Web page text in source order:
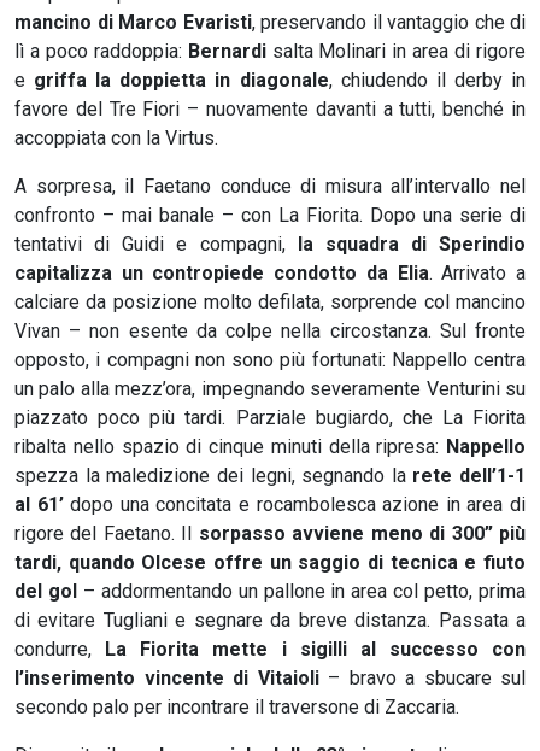
mancino di Marco Evaristi, preservando il vantaggio che di
lì a poco raddoppia: Bernardisalta Molinari in area di rigore
e griffa la doppietta in diagonale, chiudendo il derby in
favore del Tre Fiori – nuovamente davanti a tutti, benché in
accoppiata con la Virtus.
A sorpresa, il Faetano conduce di misura all’intervallo nel
confronto – mai banale – con La Fiorita. Dopo una serie di
tentativi di Guidi e compagni, la squadra di Sperindio
capitalizza un contropiede condotto da Elia. Arrivato a
calciare da posizione molto defilata, sorprende col mancino
Vivan – non esente da colpe nella circostanza. Sul fronte
opposto, i compagni non sono più fortunati: Nappello centra
un palo alla mezz’ora, impegnando severamente Venturini su
piazzato poco più tardi. Parziale bugiardo, che La Fiorita
ribalta nello spazio di cinque minuti della ripresa: Nappello
spezza la maledizione dei legni, segnando la rete dell’1-1
al 61’dopo una concitata e rocambolesca azione in area di
rigore del Faetano. Il sorpasso avviene meno di 300” più
tardi, quando Olcese offre un saggio di tecnica e fiuto
del gol– addormentando un pallone in area col petto, prima
di evitare Tugliani e segnare da breve distanza. Passata a
condurre, La Fiorita mette i sigilli al successo con
l’inserimento vincente di Vitaioli– bravo a sbucare sul
secondo palo per incontrare il traversone di Zaccaria.